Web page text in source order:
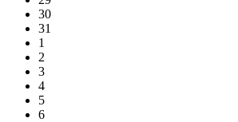
30
31
1
2
3
4
5
6